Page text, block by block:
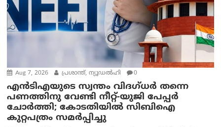
Aug 7, 2026 പ്രശാന്ത്, ന്യൂഡല്‍ഹി 0
എൻ‌ടി‌എയുടെ സ്വന്തം വിദഗ്ധർ തന്നെ
പണത്തിനു വേണ്ടി നീറ്റ്-യു‌ജി പേപ്പർ
ചോർത്തി; കോടതിയില്‍ സിബിഐ
കുറ്റപത്രം സമര്‍പ്പിച്ചു